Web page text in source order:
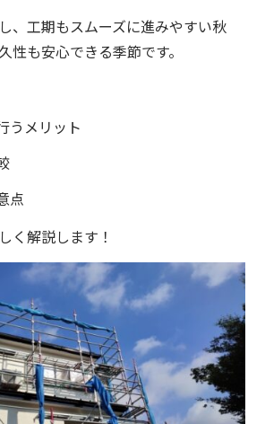
、工期もスムーズに進みやすい秋
性も安心できる季節です。
うメリット
点
く解説します！